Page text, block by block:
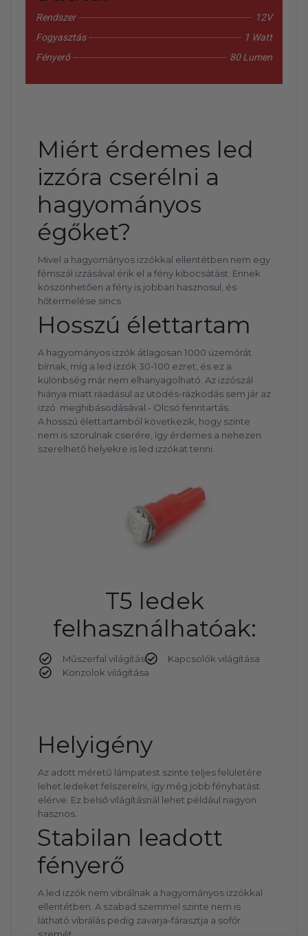
Rendszer
12V
Fogyasztás
1 Watt
Fényerő
80 Lumen
Miért érdemes led
izzóra cserélni a
hagyományos
égőket?
Mivel a hagyományos izzókkal ellentétben nem egy
fémszál izzásával érik el a fény kibocsátást. Ennek
köszönhetően a fény is jobban hasznosul, és
hőtermelése sincs
Hosszú élettartam
A hagyományos izzók átlagosan 1000 üzemórát
bírnak, míg a led izzók 30-100 ezret, és ez a
különbség már nem elhanyagolható. Az izzószál
hiánya miatt ráadásul az ütödés-rázkodás sem jár az
izzó meghibásodásával.- Olcsó fenntartás.
A hosszú élettartamból következik, hogy szinte
nem is szorulnak cserére, így érdemes a nehezen
szerelhető helyekre is led izzókat tenni.
T5 ledek
felhasználhatóak:
Műszerfal világítás
Kapcsolók világítása
Konzolok világítása
Helyigény
Az adott méretű lámpatest szinte teljes felületére
lehet ledeket felszerelni, így még jobb fényhatást
elérve. Ez belső világításnál lehet például nagyon
hasznos.
Stabilan leadott
fényerő
A led izzók nem vibrálnak a hagyományos izzókkal
ellentétben. A szabad szemmel szinte nem is
látható vibrálás pedig zavarja-fárasztja a sofőr